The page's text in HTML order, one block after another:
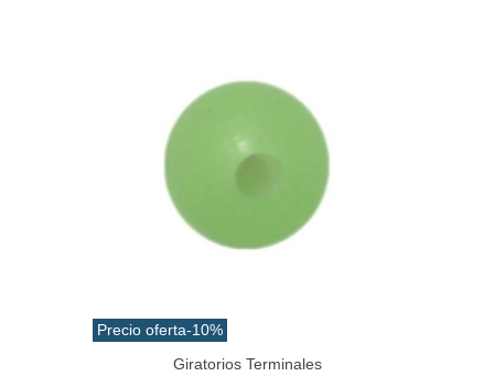
Precio oferta-10%
Giratorios Terminales